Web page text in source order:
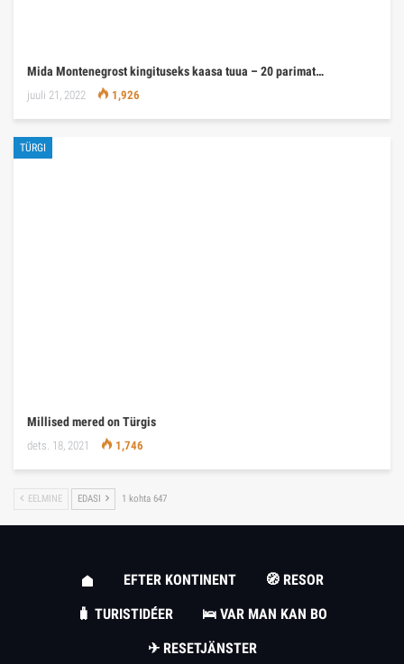
Mida Montenegrost kingituseks kaasa tuua – 20 parimat…
juuli 21, 2022 1,926
TÜRGI
Millised mered on Türgis
dets. 18, 2021 1,746
EELMINE EDASI 1 kohta 647
EFTER KONTINENT
🧭 RESOR
🧳 TURISTIDÉER
🛌 VAR MAN KAN BO
✈ RESETJÄNSTER